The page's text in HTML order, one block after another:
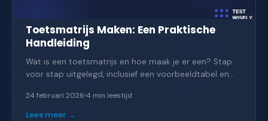
Toetsmatrijs Maken: Een Praktische
Handleiding
Wat is een toetsmatrijs en hoe maak je er een? Stap
voor stap uitgelegd, inclusief een voorbeeldtabel en
24 februari 2026 4 min leestijd
Lees meer →